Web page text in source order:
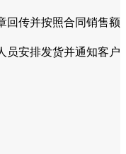
回传并按照合同销售额
员安排发货并通知客户